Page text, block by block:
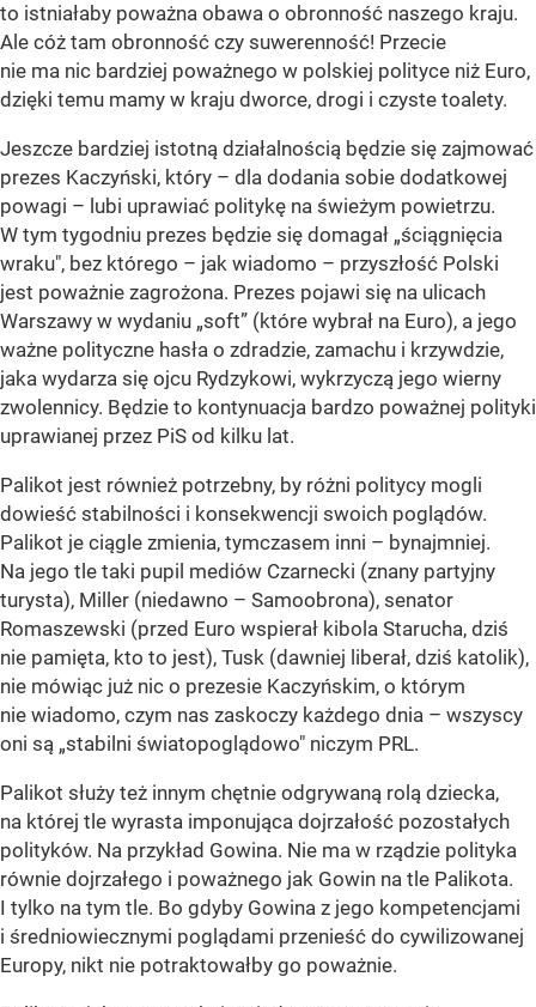
to istniałaby poważna obawa o obronność naszego kraju.
Ale cóż tam obronność czy suwerenność! Przecie
nie ma nic bardziej poważnego w polskiej polityce niż Euro,
dzięki temu mamy w kraju dworce, drogi i czyste toalety.
Jeszcze bardziej istotną działalnością będzie się zajmować
prezes Kaczyński, który – dla dodania sobie dodatkowej
powagi – lubi uprawiać politykę na świeżym powietrzu.
W tym tygodniu prezes będzie się domagał „ściągnięcia
wraku", bez którego – jak wiadomo – przyszłość Polski
jest poważnie zagrożona. Prezes pojawi się na ulicach
Warszawy w wydaniu „soft” (które wybrał na Euro), a jego
ważne polityczne hasła o zdradzie, zamachu i krzywdzie,
jaka wydarza się ojcu Rydzykowi, wykrzyczą jego wierny
zwolennicy. Będzie to kontynuacja bardzo poważnej polityki
uprawianej przez PiS od kilku lat.
Palikot jest również potrzebny, by różni politycy mogli
dowieść stabilności i konsekwencji swoich poglądów.
Palikot je ciągle zmienia, tymczasem inni – bynajmniej.
Na jego tle taki pupil mediów Czarnecki (znany partyjny
turysta), Miller (niedawno – Samoobrona), senator
Romaszewski (przed Euro wspierał kibola Starucha, dziś
nie pamięta, kto to jest), Tusk (dawniej liberał, dziś katolik),
nie mówiąc już nic o prezesie Kaczyńskim, o którym
nie wiadomo, czym nas zaskoczy każdego dnia – wszyscy
oni są „stabilni światopoglądowo" niczym PRL.
Palikot służy też innym chętnie odgrywaną rolą dziecka,
na której tle wyrasta imponująca dojrzałość pozostałych
polityków. Na przykład Gowina. Nie ma w rządzie polityka
równie dojrzałego i poważnego jak Gowin na tle Palikota.
I tylko na tym tle. Bo gdyby Gowina z jego kompetencjami
i średniowiecznymi poglądami przenieść do cywilizowanej
Europy, nikt nie potraktowałby go poważnie.